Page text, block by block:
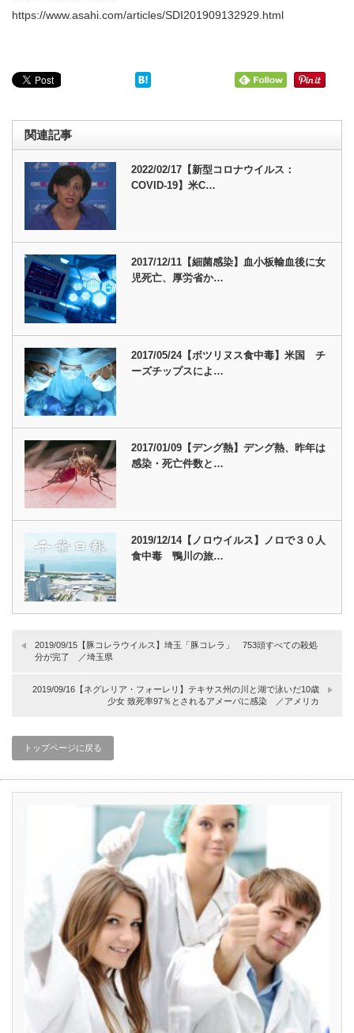
https://www.asahi.com/articles/SDI201909132929.html
関連記事
2022/02/17【新型コロナウイルス：
COVID-19】米C…
2017/12/11【細菌感染】血小板輸血後に女
児死亡、厚労省か…
2017/05/24【ボツリヌス食中毒】米国 チ
ーズチップスによ…
2017/01/09【デング熱】デング熱、昨年は
感染・死亡件数と…
2019/12/14【ノロウイルス】ノロで３０人
食中毒 鴨川の旅…
2019/09/15【豚コレラウイルス】埼玉「豚コレラ」 753頭すべての殺処
分が完了 ／埼玉県
2019/09/16【ネグレリア・フォーレリ】テキサス州の川と湖で泳いだ10歳
少女 致死率97％とされるアメーバに感染 ／アメリカ
トップページに戻る